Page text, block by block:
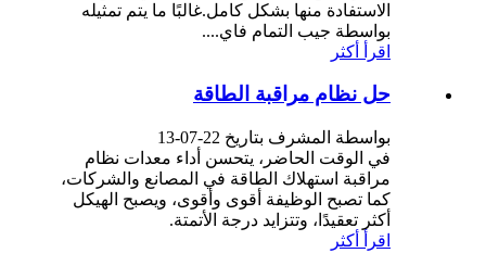
الاستفادة منها بشكل كامل.غالبًا ما يتم تمثيله
بواسطة جيب التمام فاي....
اقرأ أكثر
حل نظام مراقبة الطاقة
بواسطة المشرف بتاريخ 22-07-13
في الوقت الحاضر، يتحسن أداء معدات نظام
مراقبة استهلاك الطاقة في المصانع والشركات،
كما تصبح الوظيفة أقوى وأقوى، ويصبح الهيكل
أكثر تعقيدًا، وتتزايد درجة الأتمتة.
اقرأ أكثر